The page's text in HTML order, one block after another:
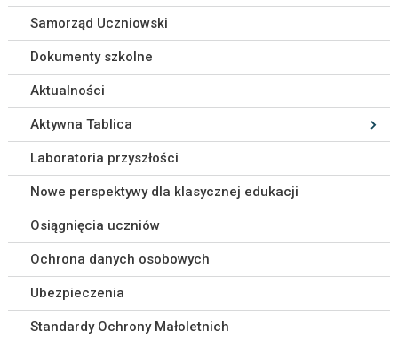
Samorząd Uczniowski
Dokumenty szkolne
Aktualności
Aktywna Tablica
Laboratoria przyszłości
Nowe perspektywy dla klasycznej edukacji
Osiągnięcia uczniów
Ochrona danych osobowych
Ubezpieczenia
Standardy Ochrony Małoletnich